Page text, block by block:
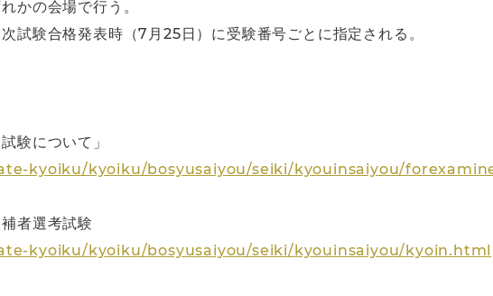
かの会場で行う。
試験合格発表時（7月25日）に受験番号ごとに指定される。
験について」
kyoiku/kyoiku/bosyusaiyou/seiki/kyouinsaiyou/
者選考試験
kyoiku/kyoiku/bosyusaiyou/seiki/kyouinsaiyou/kyoin.html